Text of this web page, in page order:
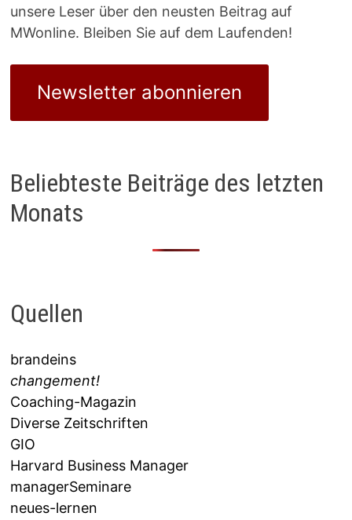
unsere Leser über den neusten Beitrag auf
MWonline. Bleiben Sie auf dem Laufenden!
Newsletter abonnieren
Beliebteste Beiträge des letzten
Monats
Quellen
brandeins
changement!
Coaching-Magazin
Diverse Zeitschriften
GIO
Harvard Business Manager
managerSeminare
neues-lernen